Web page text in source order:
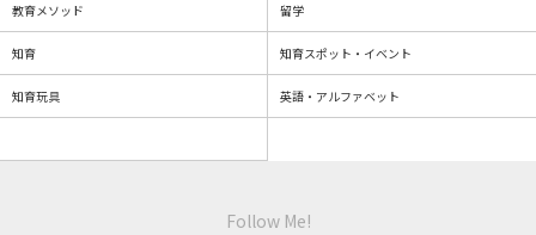
教育メソッド 留学
知育 知育スポット・イベント
知育玩具 英語・アルファベット
Follow Me!